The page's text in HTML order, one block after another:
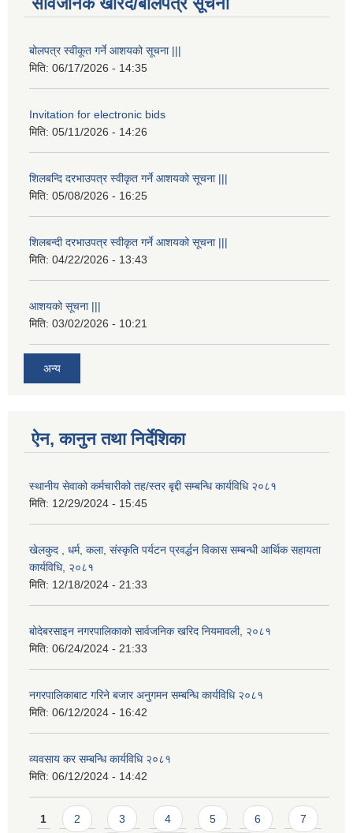
बोलपत्र स्वीकूत गर्ने आशयको सूचना |||
मिति: 06/17/2026 - 14:35
Invitation for electronic bids
मिति: 05/11/2026 - 14:26
शिलबन्दि दरभाउपत्र स्वीकृत गर्ने आशयको सूचना |||
मिति: 05/08/2026 - 16:25
शिलबन्दी दरभाउपत्र स्वीकृत गर्ने आशयको सूचना |||
मिति: 04/22/2026 - 13:43
आशयको सूचना |||
मिति: 03/02/2026 - 10:21
अन्य
ऐन, कानुन तथा निर्देशिका
स्थानीय सेवाको कर्मचारीको तह/स्तर बृद्दी सम्बन्धि कार्यविधि २०८१
मिति: 12/29/2024 - 15:45
खेलकुद , धर्म, कला, संस्कृति पर्यटन प्रवर्द्धन विकास सम्बन्धी आर्थिक सहायता
कार्यविधि, २०८१
मिति: 12/18/2024 - 21:33
बोदेबरसाइन नगरपालिकाको सार्वजनिक खरिद नियमावली, २०८१
मिति: 06/24/2024 - 21:33
नगरपालिकाबाट गरिने बजार अनुगमन सम्बन्धि कार्यविधि २०८१
मिति: 06/12/2024 - 16:42
व्यवसाय कर सम्बन्धि कार्यविधि २०८१
मिति: 06/12/2024 - 14:42
Pages
1 2 3 4 5 6 7